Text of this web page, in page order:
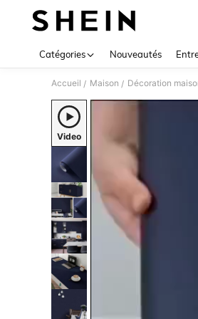
Catégories Nouveautés
Accueil / Maison / Décoration
Video